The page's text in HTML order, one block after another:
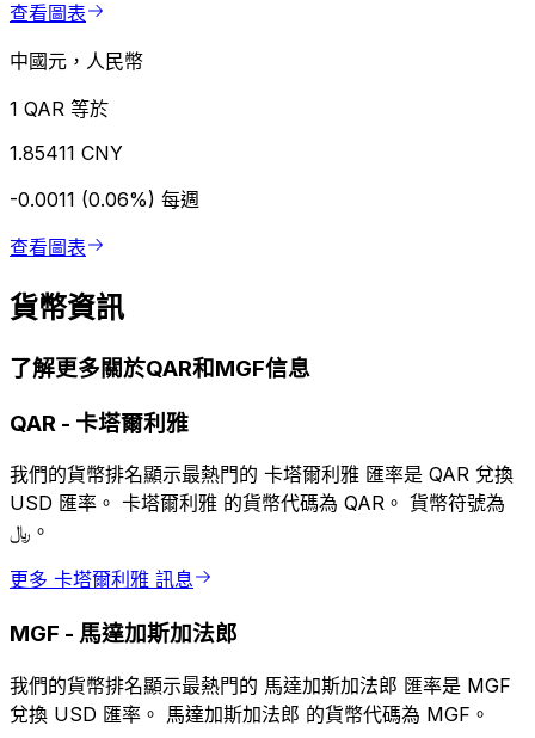
查看圖表
中國元，人民幣
1 QAR 等於
1.85411 CNY
-0.0011 (0.06%) 每週
查看圖表
貨幣資訊
了解更多關於QAR和MGF信息
QAR - 卡塔爾利雅
我們的貨幣排名顯示最熱門的 卡塔爾利雅 匯率是 QAR 兌換
USD 匯率。 卡塔爾利雅 的貨幣代碼為 QAR。 貨幣符號為
﷼。
更多 卡塔爾利雅 訊息
MGF - 馬達加斯加法郎
我們的貨幣排名顯示最熱門的 馬達加斯加法郎 匯率是 MGF
兌換 USD 匯率。 馬達加斯加法郎 的貨幣代碼為 MGF。